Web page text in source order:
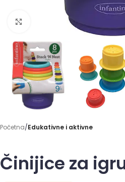
Click to enlarge
Početna Edukativne i aktivne
Činijice za